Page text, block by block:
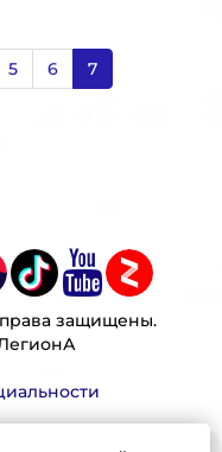
5 6 7
защищены.